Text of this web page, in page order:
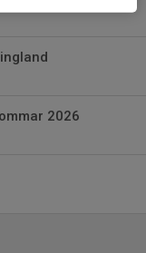
2026